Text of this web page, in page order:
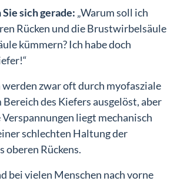
sich gerade: „Warum soll ich
Rücken und die Brustwirbelsäule
kümmern? Ich habe doch
zwar oft durch myofasziale
des Kiefers ausgelöst, aber
liegt mechanisch
schlechten Haltung der
oberen Rückens.
bei vielen Menschen nach vorne